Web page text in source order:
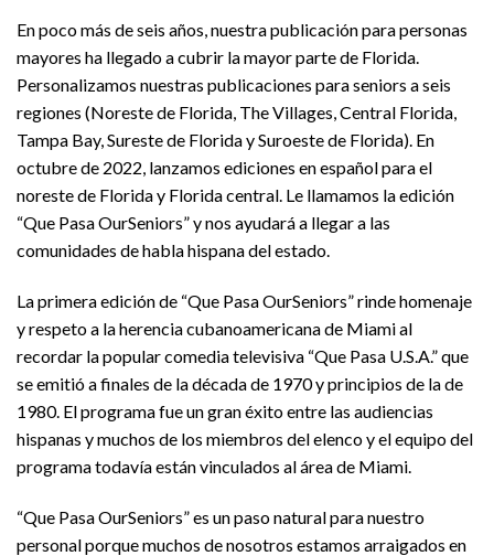
En poco más de seis años, nuestra publicación para personas
mayores ha llegado a cubrir la mayor parte de Florida.
Personalizamos nuestras publicaciones para seniors a seis
regiones (Noreste de Florida, The Villages, Central Florida,
Tampa Bay, Sureste de Florida y Suroeste de Florida). En
octubre de 2022, lanzamos ediciones en español para el
noreste de Florida y Florida central. Le llamamos la edición
“Que Pasa OurSeniors” y nos ayudará a llegar a las
comunidades de habla hispana del estado.
La primera edición de “Que Pasa OurSeniors” rinde homenaje
y respeto a la herencia cubanoamericana de Miami al
recordar la popular comedia televisiva “Que Pasa U.S.A.” que
se emitió a finales de la década de 1970 y principios de la de
1980. El programa fue un gran éxito entre las audiencias
hispanas y muchos de los miembros del elenco y el equipo del
programa todavía están vinculados al área de Miami.
“Que Pasa OurSeniors” es un paso natural para nuestro
personal porque muchos de nosotros estamos arraigados en